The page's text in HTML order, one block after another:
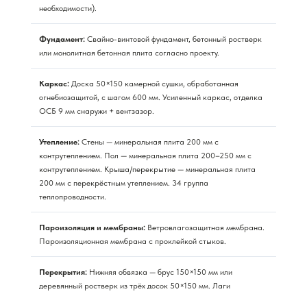
необходимости).
Фундамент: Свайно-винтовой фундамент, бетонный ростверк
или монолитная бетонная плита согласно проекту.
Каркас: Доска 50×150 камерной сушки, обработанная
огнебиозащитой, с шагом 600 мм. Усиленный каркас, отделка
ОСБ 9 мм снаружи + вентзазор.
Утепление: Стены — минеральная плита 200 мм с
контрутеплением. Пол — минеральная плита 200–250 мм с
контрутеплением. Крыша/перекрытие — минеральная плита
200 мм с перекрёстным утеплением. 34 группа
теплопроводности.
Пароизоляция и мембраны: Ветровлагозащитная мембрана.
Пароизоляционная мембрана с проклейкой стыков.
Перекрытия: Нижняя обвязка — брус 150×150 мм или
деревянный ростверк из трёх досок 50×150 мм. Лаги